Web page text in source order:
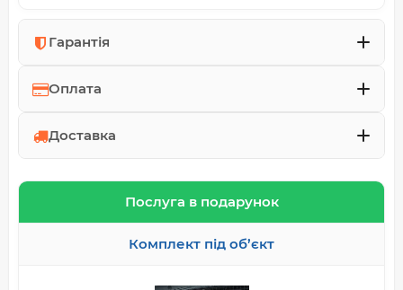
Гарантія
Оплата
Доставка
Послуга в подарунок
Комплект під об’єкт